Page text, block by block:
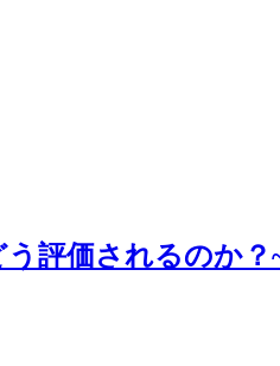
評価されるのか？